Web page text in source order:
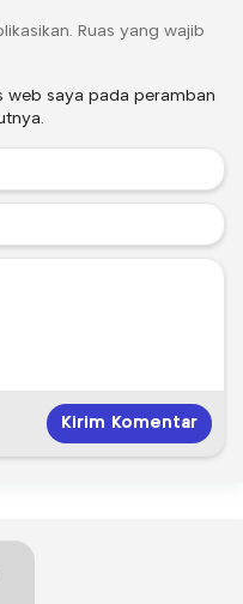
Ruas yang wajib
web saya pada peramban